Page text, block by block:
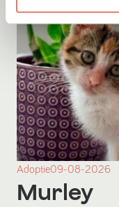
Adoptie09-08-2026
Murley